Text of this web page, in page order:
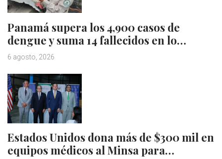
Panamá supera los 4,900 casos de
dengue y suma 14 fallecidos en lo…
6 agosto, 2026
Estados Unidos dona más de $300 mil en
equipos médicos al Minsa para…